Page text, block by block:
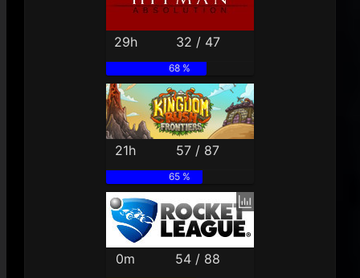
29h 32 / 47
68 %
21h 57 / 87
65 %
0m 54 / 88